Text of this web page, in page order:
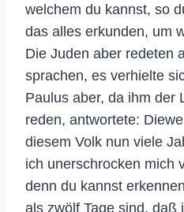
welchem du kannst, so
das alles erkunden, um
Die Juden aber redeten
sprachen, es verhielte
Paulus aber, da ihm der
reden, antwortete:
diesem Volk nun viele
ich unerschrocken mich
denn du kannst
als zwölf Tage sind, daß